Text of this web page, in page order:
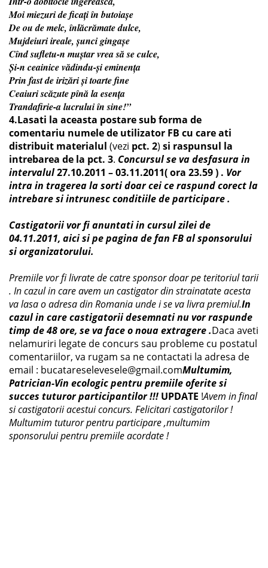
Moi miezuri de ficaţi în butoiaşe
De ou de melc, înlăcrămate dulce,
Mujdeiuri ireale, şunci gingaşe
Cînd sufletu-n muştar vrea să se culce,
Şi-n ceainice vădindu-şi eminenţa
Prin fast de irizări şi toarte fine
Ceaiuri scăzute pînă la esenţa
Trandafirie-a lucrului în sine!”
4.Lasati la aceasta postare sub forma de
comentariu numele de utilizator FB cu care ati
distribuit materialul (vezi pct. 2) si raspunsul la
intrebarea de la pct. 3. Concursul se va desfasura in
intervalul27.10.2011 – 03.11.2011( ora 23.59 ) . Vor
intra in tragerea la sorti doar cei ce raspund corect la
intrebare si intrunesc conditiile de participare .
Castigatorii vor fi anuntati in cursul zilei de
04.11.2011, aici si pe pagina de fan FB al sponsorului
si organizatorului.
Premiile vor fi livrate de catre sponsor doar pe teritoriul tarii
. In cazul in care avem un castigator din strainatate acesta
va lasa o adresa din Romania unde i se va livra premiul.In
cazul in care castigatorii desemnati nu vor raspunde
timp de 48 ore, se va face o noua extragere .Daca aveti
nelamuriri legate de concurs sau probleme cu postatul
comentariilor, va rugam sa ne contactati la adresa de
email : bucatareselevesele@gmail.comMultumim,
Patrician-Vin ecologic pentru premiile oferite si
succes tuturor participantilor !!! UPDATE !Avem in final
si castigatorii acestui concurs. Felicitari castigatorilor !
Multumim tuturor pentru participare ,multumim
sponsorului pentru premiile acordate !